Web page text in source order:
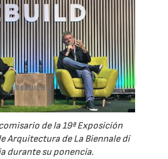
de la 19ª Exposición
Arquitectura de La Biennale di
durante su ponencia.